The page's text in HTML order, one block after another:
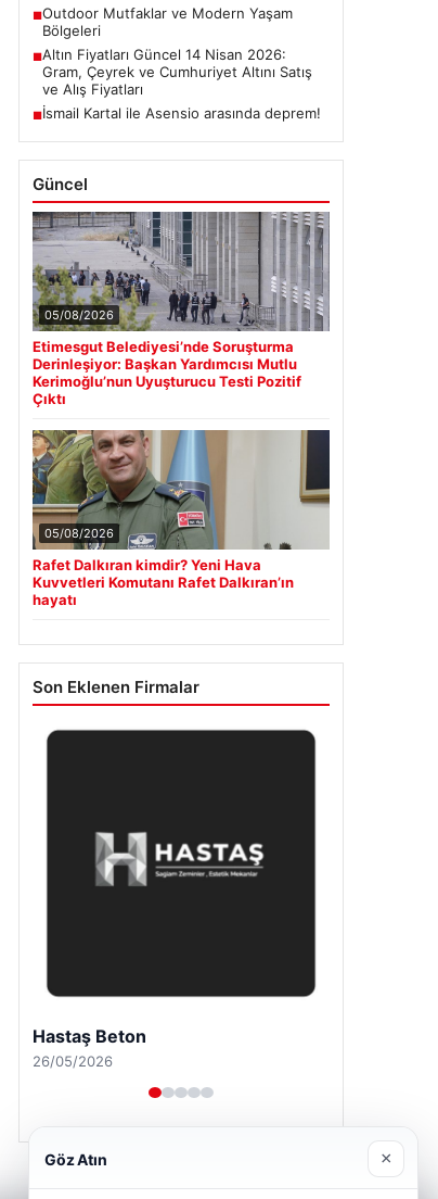
■Outdoor Mutfaklar ve Modern Yaşam
Bölgeleri
■Altın Fiyatları Güncel 14 Nisan 2026:
Gram, Çeyrek ve Cumhuriyet Altını Satış
ve Alış Fiyatları
■İsmail Kartal ile Asensio arasında deprem!
Güncel
05/08/2026
Etimesgut Belediyesi’nde Soruşturma
Derinleşiyor: Başkan Yardımcısı Mutlu
Kerimoğlu’nun Uyuşturucu Testi Pozitif
Çıktı
05/08/2026
Rafet Dalkıran kimdir? Yeni Hava
Kuvvetleri Komutanı Rafet Dalkıran’ın
hayatı
Son Eklenen Firmalar
Hastaş Beton
26/05/2026
Göz Atın ×